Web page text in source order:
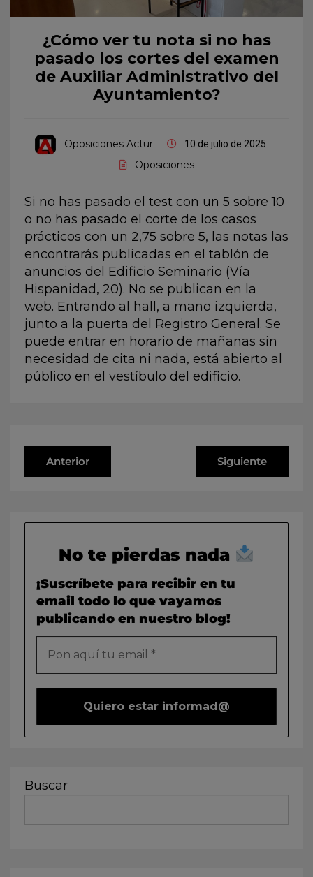
¿Cómo ver tu nota si no has
pasado los cortes del examen
de Auxiliar Administrativo del
Ayuntamiento?
Oposiciones Actur 10 de julio de 2025
Oposiciones
Si no has pasado el test con un 5 sobre 10
o no has pasado el corte de los casos
prácticos con un 2,75 sobre 5, las notas las
encontrarás publicadas en el tablón de
anuncios del Edificio Seminario (Vía
Hispanidad, 20). No se publican en la
web. Entrando al hall, a mano izquierda,
junto a la puerta del Registro General. Se
puede entrar en horario de mañanas sin
necesidad de cita ni nada, está abierto al
público en el vestíbulo del edificio.
Anterior Siguiente
No te pierdas nada
¡Suscríbete para recibir en tu
email todo lo que vayamos
publicando en nuestro blog!
Buscar